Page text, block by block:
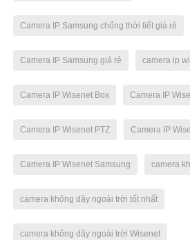
Camera IP Samsung chống thời tiết giá rẻ
Camera IP Samsung giá rẻ camera ip
Camera IP Wisenet Box Camera IP
Camera IP Wisenet PTZ Camera IP
Camera IP Wisenet Samsung camera
camera không dây ngoài trời tốt nhất
camera không dây ngoài trời Wisenet